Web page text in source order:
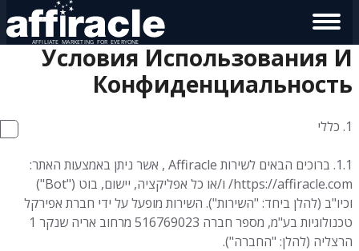
Условия Использования И
Конфиденциальность
1. כללי
1.1. ברוכים הבאים לשירות Affiracle , אשר ניתן באמצעות האתר:
https://affiracle.com/ ו/או כל אפליקציה, יישום, בוט ("Bot")
וכיו"ב (להלן ביחד: "השירות"). השירות מופעל על ידי חברת אפירקל
טכנולוגיות בע"מ, מספר חברה 516769023 מרחוב אריה שנקר 1
הרצליה (להלן: "החברה").